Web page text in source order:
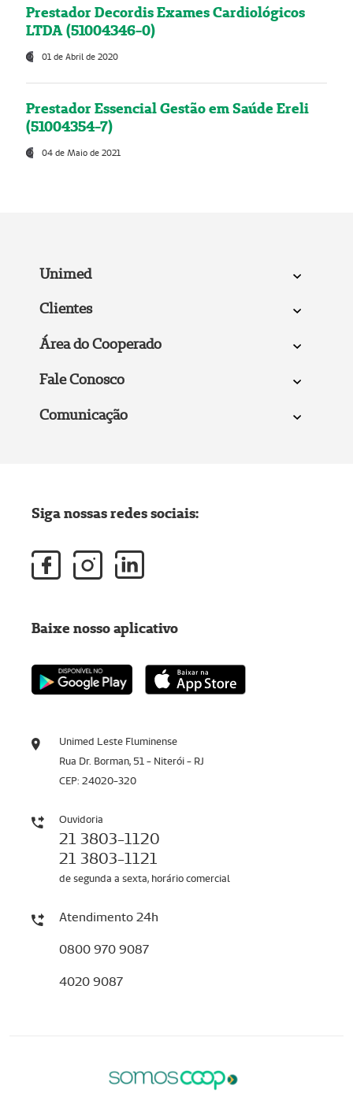
Prestador Decordis Exames Cardiológicos
LTDA (51004346-0)
01 de Abril de 2020
Prestador Essencial Gestão em Saúde Ereli
(51004354-7)
04 de Maio de 2021
Unimed
Clientes
Área do Cooperado
Fale Conosco
Comunicação
Unimed Leste Fluminense
Rua Dr. Borman, 51 - Niterói - RJ
CEP: 24020-320
Ouvidoria
21 3803-1120
21 3803-1121
de segunda a sexta, horário comercial
Atendimento 24h
0800 970 9087
4020 9087
Siga nossas redes sociais:
Baixe nosso aplicativo